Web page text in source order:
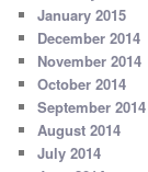
January 2015
December 2014
November 2014
October 2014
September 2014
August 2014
July 2014